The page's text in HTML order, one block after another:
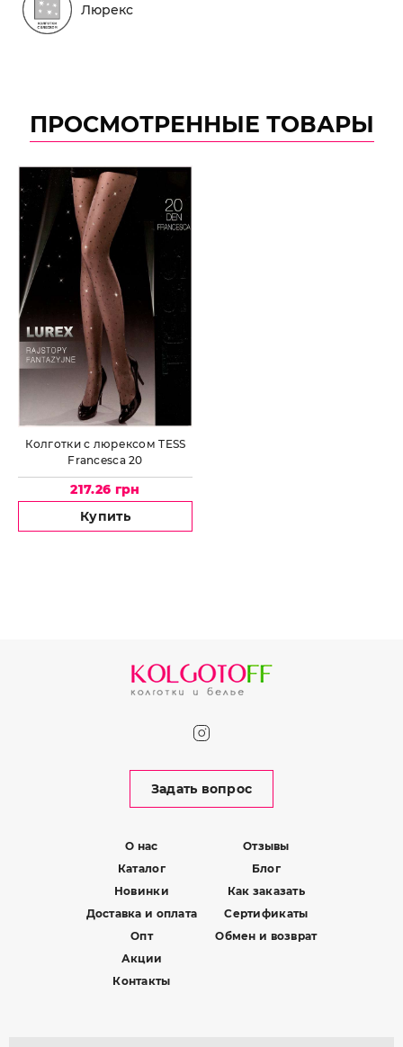
Люрекс
ПРОСМОТРЕННЫЕ ТОВАРЫ
Колготки с люрексом TESS
Francesca 20
217.26 грн
Купить
Задать вопрос
О нас
Каталог
Новинки
Доставка и оплата
Опт
Акции
Контакты
Отзывы
Блог
Как заказать
Сертификаты
Обмен и возврат